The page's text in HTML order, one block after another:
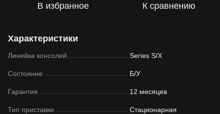
В избранное К сравнению
Характеристики
Линейка консолей Series S/X
Состояние Б/У
Гарантия 12 месяцев
Тип приставки Стационарная